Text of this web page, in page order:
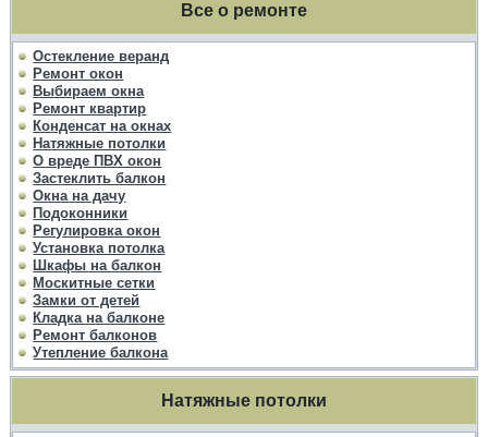
Все о ремонте
Остекление веранд
Ремонт окон
Выбираем окна
Ремонт квартир
Конденсат на окнах
Натяжные потолки
О вреде ПВХ окон
Застеклить балкон
Окна на дачу
Подоконники
Регулировка окон
Установка потолка
Шкафы на балкон
Москитные сетки
Замки от детей
Кладка на балконе
Ремонт балконов
Утепление балкона
Натяжные потолки